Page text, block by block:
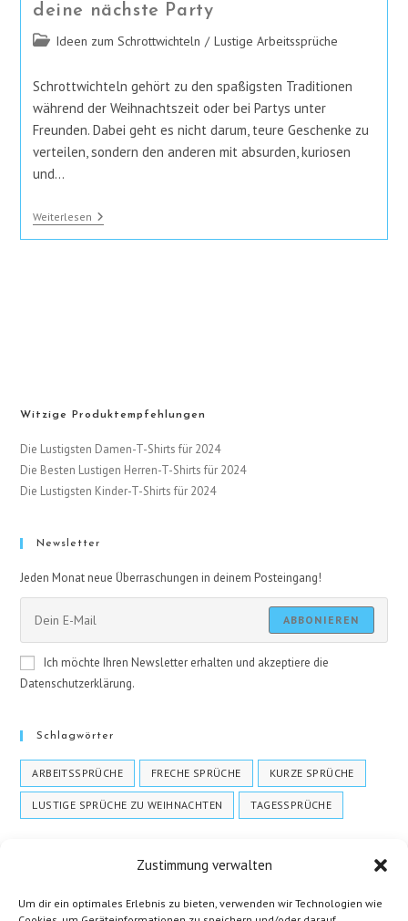
Zustimmung verwalten
Um dir ein optimales Erlebnis zu bieten, verwenden wir Technologien wie
deine nächste Party
Beitrags-Ideen zum Schrottwichteln / Lustige Arbeitssprüche
Schrottwichteln gehört zu den spaßigsten Traditionen
während der Weihnachtszeit oder bei Partys unter
Freunden. Dabei geht es nicht darum, teure Geschenke zu
verteilen, sondern den anderen mit absurden, kuriosen
und…
WeiterlesenLustige
Witzige Produktempfehlungen
Die Lustigsten Damen-T-Shirts für 2024
Die Besten Lustigen Herren-T-Shirts für 2024
Die Lustigsten Kinder-T-Shirts für 2024
Newsletter
Jeden Monat neue Überraschungen in deinem Posteingang!
ABBONIEREN
Ich möchte Ihren Newsletter erhalten und akzeptiere die
Datenschutzerklärung.
Schlagwörter
ARBEITSSPRÜCHE FRECHE SPRÜCHE KURZE SPRÜCHE
LUSTIGE SPRÜCHE ZU WEIHNACHTEN TAGESSPRÜCHE